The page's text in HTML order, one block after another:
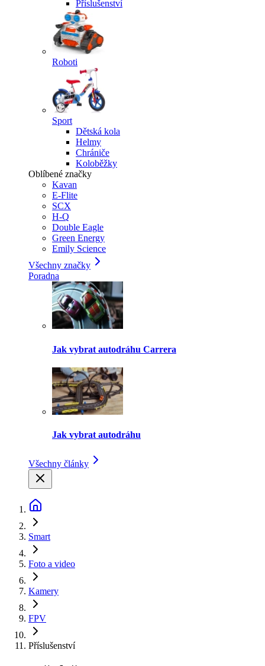
Příslušenství
Roboti
Sport
Dětská kola
Helmy
Chrániče
Koloběžky
Oblíbené značky
Kavan
E-Flite
SCX
H-Q
Double Eagle
Green Energy
Emily Science
Všechny značky
Poradna
Jak vybrat autodráhu Carrera
Jak vybrat autodráhu
Všechny články
Smart
Foto a video
Kamery
FPV
Příslušenství